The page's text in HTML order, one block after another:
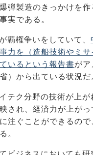
弾製造のきっかけを
実である。
覇権争いをしていて、
力を（造船技術やミ
いるという報告書が
）から出ている状況だ
テク分野の技術が上
され、経済力が上が
注ぐことができるの
。